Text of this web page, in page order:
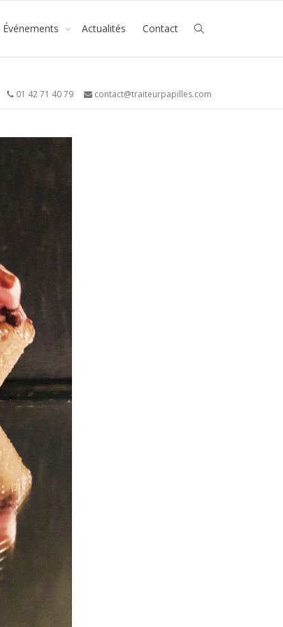
Événements Actualités Contact
01 42 71 40 79 contact@traiteurpapilles.com